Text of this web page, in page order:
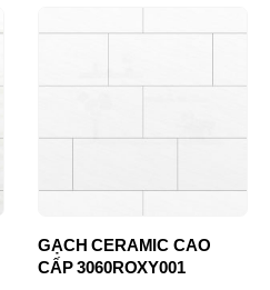
GẠCH CERAMIC CAO
CẤP 3060ROXY001